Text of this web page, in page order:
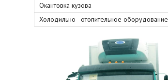
Окантовка кузова
Холодильно - отопительное оборудование